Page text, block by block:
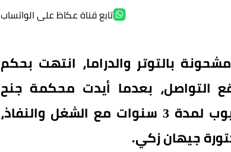
تابع قناة عكاظ على الواتساب
بالتوتر والدراما، انتهت بحكم
التواصل، بعدما أيدت محكمة جنح
مستأنف حدائق القبة حبس المحامي علي أيوب لمدة 3 سنوات مع الشغل والنفاذ،
جيهان زكي.